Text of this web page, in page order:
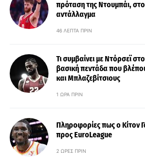
πρόταση της Ντουμπάι,
αντάλλαγμα
46 ΛΕΠΤΆ ΠΡΙΝ
Τι συμβαίνει με Ντόρσεϊ
βασική πεντάδα που
και Μπλαζεβίτσιους
1 ΏΡΑ ΠΡΙΝ
Πληροφορίες πως ο Κίτον
προς EuroLeague
2 ΏΡΕΣ ΠΡΙΝ